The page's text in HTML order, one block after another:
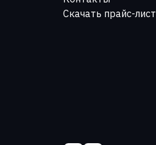
Скачать прайс-лист